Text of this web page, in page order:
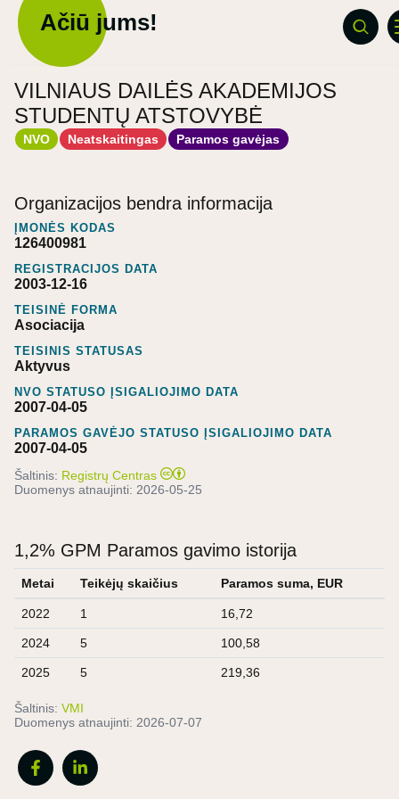
Ačiū jums!
VILNIAUS DAILĖS AKADEMIJOS
STUDENTŲ ATSTOVYBĖ
NVO Neatskaitingas Paramos gavėjas
Organizacijos bendra informacija
ĮMONĖS KODAS
126400981
REGISTRACIJOS DATA
2003-12-16
TEISINĖ FORMA
Asociacija
TEISINIS STATUSAS
Aktyvus
NVO STATUSO ĮSIGALIOJIMO DATA
2007-04-05
PARAMOS GAVĖJO STATUSO ĮSIGALIOJIMO DATA
2007-04-05
Šaltinis: Registrų Centras
Duomenys atnaujinti: 2026-05-25
1,2% GPM Paramos gavimo istorija
Metai Teikėjų skaičius Paramos suma, EUR
2022 1 16,72
2024 5 100,58
2025 5 219,36
Šaltinis: VMI
Duomenys atnaujinti: 2026-07-07